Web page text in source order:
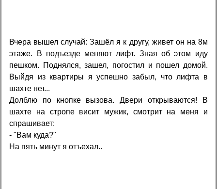
Вчера вышел случай: Зашёл я к другу, живет он на 8м
этаже. В подъезде меняют лифт. Зная об этом иду
пешком. Поднялся, зашел, погостил и пошел домой.
Выйдя из квартиры я успешно забыл, что лифта в
шахте нет...
Долблю по кнопке вызова. Двери открываются! В
шахте на стропе висит мужик, смотрит на меня и
спрашивает:
- "Вам куда?"
На пять минут я отъехал..